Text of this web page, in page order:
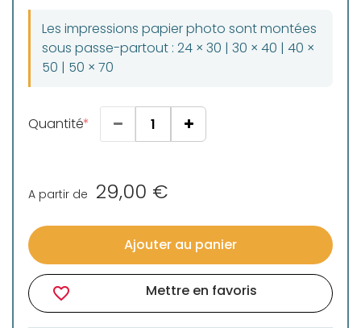
Les impressions papier photo sont montées
sous passe-partout : 24 × 30 | 30 × 40 | 40 ×
50 | 50 × 70
Quantité
A partir de 29,00 €
Ajouter au panier
favorite_border Mettre en favoris